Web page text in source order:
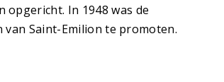
opgericht. In 1948 was de
van Saint-Emilion te promoten.